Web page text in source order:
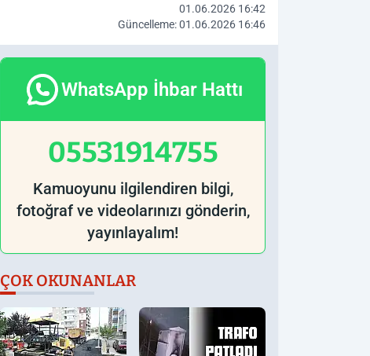
01.06.2026 16:42
Güncelleme: 01.06.2026 16:46
WhatsApp İhbar Hattı
05531914755
Kamuoyunu ilgilendiren bilgi,
fotoğraf ve videolarınızı gönderin,
yayınlayalım!
ÇOK OKUNANLAR